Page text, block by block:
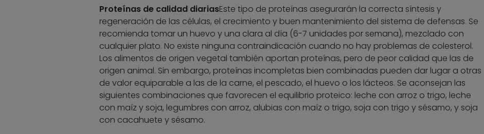
Proteínas de calidad diariasEste tipo de proteínas asegurarán la correcta síntesis y
regeneración de las células, el crecimiento y buen mantenimiento del sistema de defensas. Se
recomienda tomar un huevo y una clara al día (6-7 unidades por semana), mezclado con
cualquier plato. No existe ninguna contraindicación cuando no hay problemas de colesterol.
Los alimentos de origen vegetal también aportan proteínas, pero de peor calidad que las de
origen animal. Sin embargo, proteínas incompletas bien combinadas pueden dar lugar a otras
de valor equiparable a las de la carne, el pescado, el huevo o los lácteos. Se aconsejan las
siguientes combinaciones que favorecen el equilibrio proteico: leche con arroz o trigo, leche
con maíz y soja, legumbres con arroz, alubias con maíz o trigo, soja con trigo y sésamo, y soja
con cacahuete y sésamo.